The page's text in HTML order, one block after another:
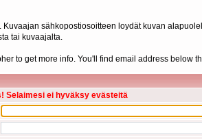
sähkopostiosoitteen loydät kuvan
tai kuvaajalta.
to get more info. You'll find email address below
Selaimesi ei hyväksy evästeitä